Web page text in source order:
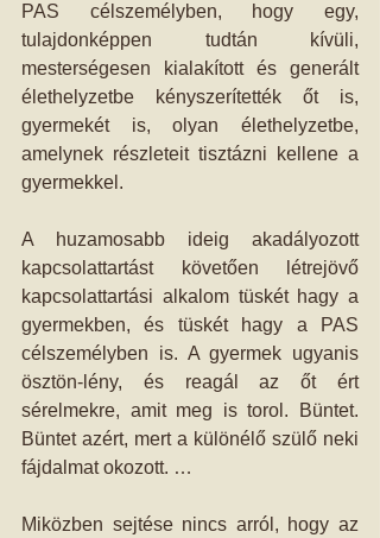
PAS célszemélyben, hogy egy,
tulajdonképpen tudtán kívüli,
mesterségesen kialakított és generált
élethelyzetbe kényszerítették őt is,
gyermekét is, olyan élethelyzetbe,
amelynek részleteit tisztázni kellene a
gyermekkel.
A huzamosabb ideig akadályozott
kapcsolattartást követően létrejövő
kapcsolattartási alkalom tüskét hagy a
gyermekben, és tüskét hagy a PAS
célszemélyben is. A gyermek ugyanis
ösztön-lény, és reagál az őt ért
sérelmekre, amit meg is torol. Büntet.
Büntet azért, mert a különélő szülő neki
fájdalmat okozott. …
Miközben sejtése nincs arról, hogy az